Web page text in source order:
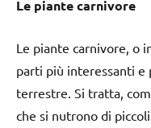
Le piante carnivore
Le piante carnivore, o
parti più interessanti e
terrestre. Si tratta,
che si nutrono di